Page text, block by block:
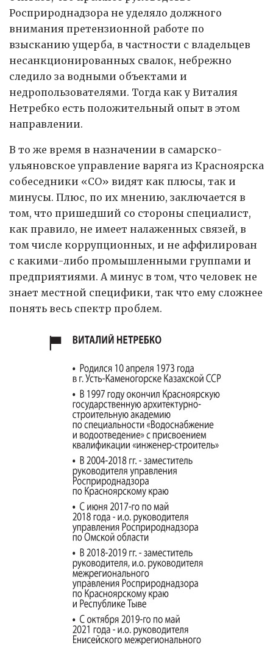
Росприроднадзора не уделяло должного
внимания претензионной работе по
взысканию ущерба, в частности с владельцев
несанкционированных свалок, небрежно
следило за водными объектами и
недропользователями. Тогда как у Виталия
Нетребко есть положительный опыт в этом
направлении.
В то же время в назначении в самарско-
ульяновское управление варяга из Красноярска
собеседники «СО» видят как плюсы, так и
минусы. Плюс, по их мнению, заключается в
том, что пришедший со стороны специалист,
как правило, не имеет налаженных связей, в
том числе коррупционных, и не аффилирован
с какими-либо промышленными группами и
предприятиями. А минус в том, что человек не
знает местной специфики, так что ему сложнее
понять весь спектр проблем.